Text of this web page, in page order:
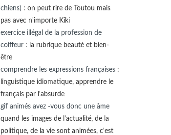
chiens) : on peut rire de Toutou mais
pas avec n'importe Kiki
exercice illégal de la profession de
coiffeur : la rubrique beauté et bien-
être
comprendre les expressions françaises :
linguistique idiomatique, apprendre le
français par l'absurde
gif animés avez -vous donc une âme
quand les images de l'actualité, de la
politique, de la vie sont animées, c'est